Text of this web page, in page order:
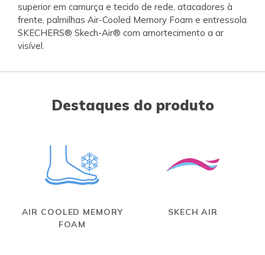
superior em camurça e tecido de rede, atacadores à
frente, palmilhas Air-Cooled Memory Foam e entressola
SKECHERS® Skech-Air® com amortecimento a ar
visível.
Destaques do produto
AIR COOLED MEMORY
FOAM
SKECH AIR